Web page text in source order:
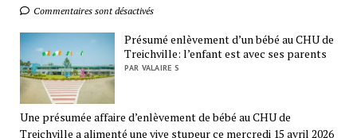
Commentaires sont désactivés
Présumé enlèvement d’un bébé au CHU de
Treichville: l’enfant est avec ses parents
PAR VALAIRE S
Une présumée affaire d’enlèvement de bébé au CHU de
Treichville a alimenté une vive stupeur ce mercredi 15 avril 2026